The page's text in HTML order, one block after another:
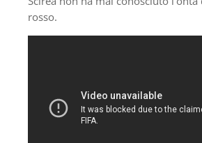
rosso.